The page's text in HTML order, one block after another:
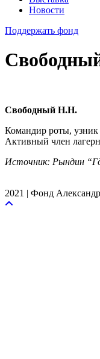
Новости
Поддержать фонд
Свободный Н.Н.
Командир роты, узник
Активный член
Источник: Рындин
2021 | Фонд